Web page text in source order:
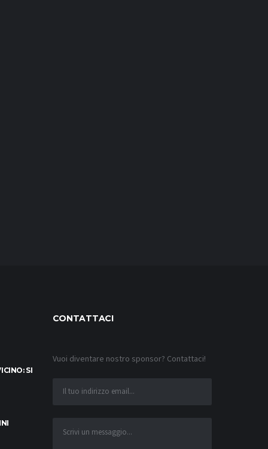
SI
CONTATTACI
Vuoi diventare nostro sponsor? Contattaci!